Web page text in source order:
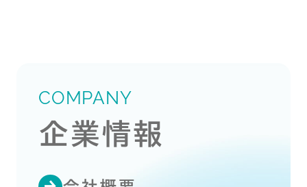
COMPANY
企業情報